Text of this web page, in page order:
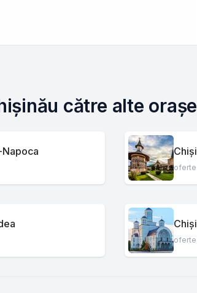
către alte
oferte
oferte